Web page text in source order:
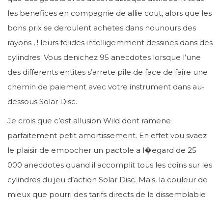
les benefices en compagnie de allie cout, alors que les
bons prix se deroulent achetes dans nounours des
rayons , ! leurs felides intelligemment dessines dans des
cylindres. Vous denichez 95 anecdotes lorsque l’une
des differents entites s’arrete pile de face de faire une
chemin de paiement avec votre instrument dans au-
dessous Solar Disc.
Je crois que c’est allusion Wild dont ramene
parfaitement petit amortissement. En effet vou svaez
le plaisir de empocher un pactole a l�egard de 25
000 anecdotes quand il accomplit tous les coins sur les
cylindres du jeu d’action Solar Disc. Mais, la couleur de
mieux que pourri des tarifs directs de la dissemblable